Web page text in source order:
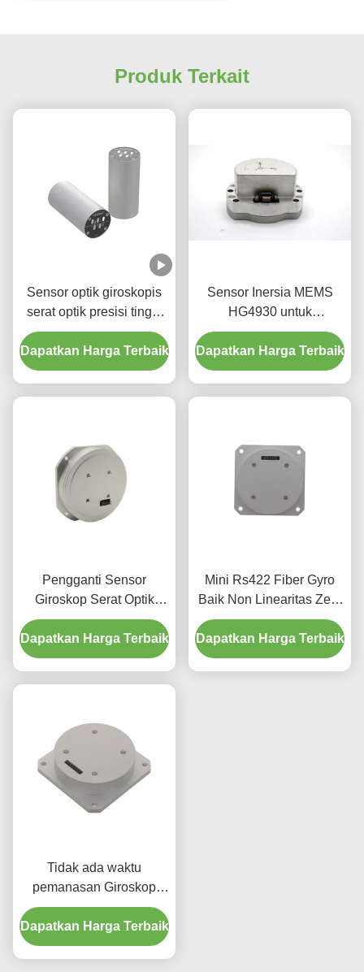
Produk Terkait
Sensor optik giroskopis
serat optik presisi tinggi
tingkat kebisingan rendah
biaya yang wajar
Dapatkan Harga Terbaik
Sensor Inersia MEMS
HG4930 untuk
Penginderaan Orientasi
Gerakan Presisi
Dapatkan Harga Terbaik
Pengganti Sensor
Giroskop Serat Optik
Terintegrasi Fotoni
Silikon Fizoptika Vg910
Dapatkan Harga Terbaik
Mini Rs422 Fiber Gyro
Baik Non Linearitas Zero
Bias Stabilitas
Dapatkan Harga Terbaik
Tidak ada waktu
pemanasan Giroskop
serat optik dengan
rentang dinamis luas
200g Output Mode RS-
Dapatkan Harga Terbaik